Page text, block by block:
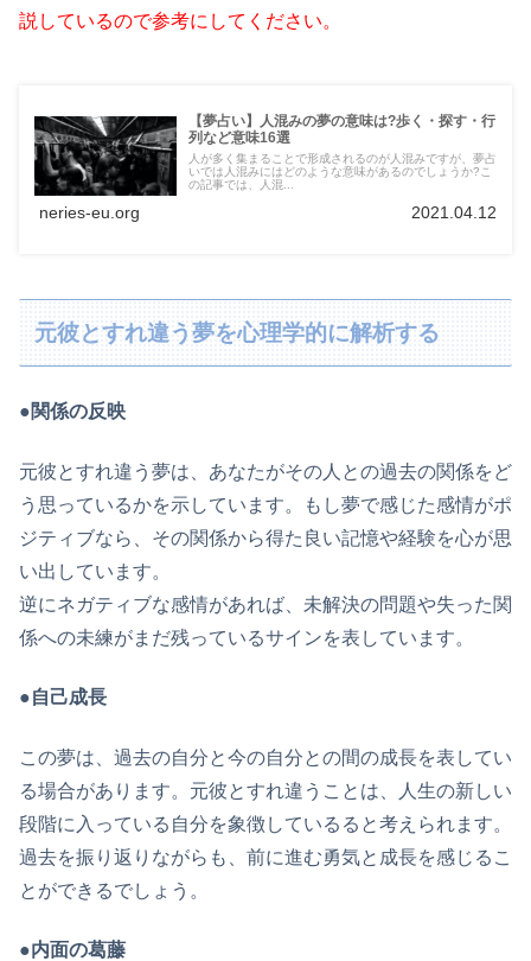
説しているので参考にしてください。
【夢占い】人混みの夢の意味は?歩く・探す・行
列など意味16選
人が多く集まることで形成されるのが人混みですが、夢占
いでは人混みにはどのような意味があるのでしょうか?こ
の記事では、人混...
neries-eu.org 2021.04.12
元彼とすれ違う夢を心理学的に解析する
●関係の反映
元彼とすれ違う夢は、あなたがその人との過去の関係をど
う思っているかを示しています。もし夢で感じた感情がポ
ジティブなら、その関係から得た良い記憶や経験を心が思
い出しています。
逆にネガティブな感情があれば、未解決の問題や失った関
係への未練がまだ残っているサインを表しています。
●自己成長
この夢は、過去の自分と今の自分との間の成長を表してい
る場合があります。元彼とすれ違うことは、人生の新しい
段階に入っている自分を象徴しているると考えられます。
過去を振り返りながらも、前に進む勇気と成長を感じるこ
とができるでしょう。
●内面の葛藤